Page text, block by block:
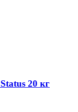
20 кг